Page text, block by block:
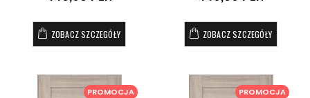
ZOBACZ SZCZEGÓŁY ZOBACZ SZCZEGÓŁY
PROMOCJA PROMOCJA